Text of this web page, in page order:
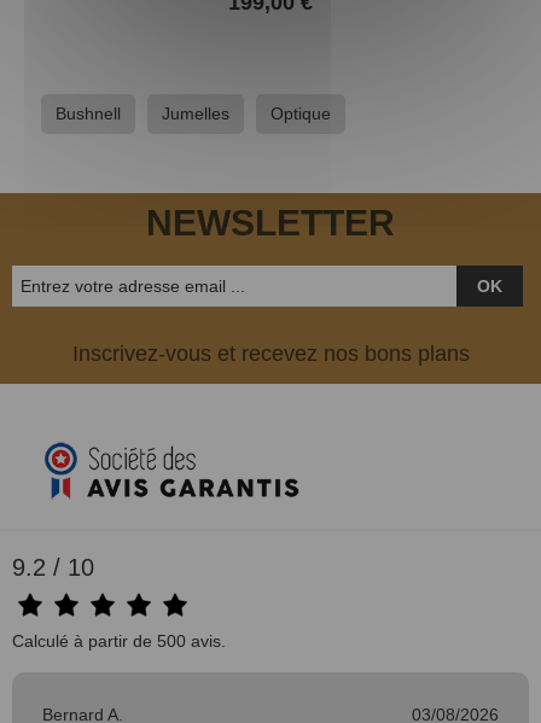
Bushnell Jumelles Optique
NEWSLETTER
OK
Inscrivez-vous et recevez nos bons plans
9.2 / 10
Calculé à partir de 500 avis.
Bernard A. 03/08/2026